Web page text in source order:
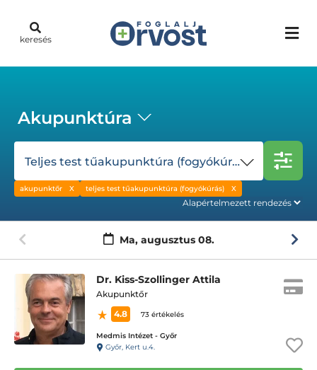
keresés
Akupunktúra
Teljes test tűakupunktúra (fogyókúrás)
akupunktőr teljes test tűakupunktúra (fogyókúrás)
Ma, augusztus 08.
Dr. Kiss-Szollinger Attila
Akupunktőr
4.8
73 értékelés
Medmis Intézet - Győr
Győr, Kert u.4.